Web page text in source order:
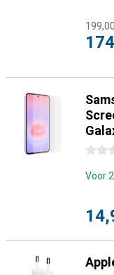
199,00
0
Voor